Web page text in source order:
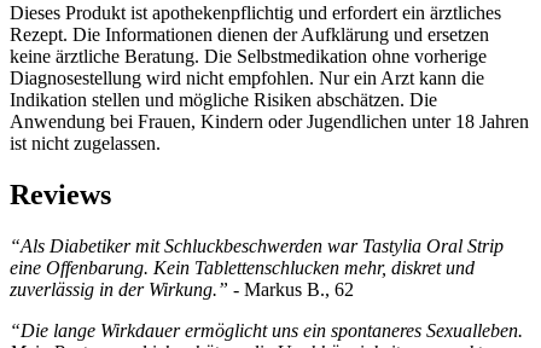
Dieses Produkt ist apothekenpflichtig und erfordert ein ärztliches
Rezept. Die Informationen dienen der Aufklärung und ersetzen
keine ärztliche Beratung. Die Selbstmedikation ohne vorherige
Diagnosestellung wird nicht empfohlen. Nur ein Arzt kann die
Indikation stellen und mögliche Risiken abschätzen. Die
Anwendung bei Frauen, Kindern oder Jugendlichen unter 18 Jahren
ist nicht zugelassen.
Reviews
“Als Diabetiker mit Schluckbeschwerden war Tastylia Oral Strip
eine Offenbarung. Kein Tablettenschlucken mehr, diskret und
zuverlässig in der Wirkung.” - Markus B., 62
“Die lange Wirkdauer ermöglicht uns ein spontaneres Sexualleben.